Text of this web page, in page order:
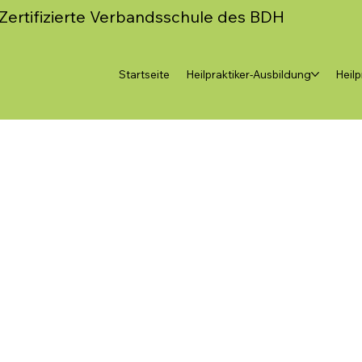
Verbandsschule des BDH
Startseite Heilpraktiker-Ausbildung